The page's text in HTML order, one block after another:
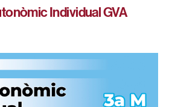
Individual GVA